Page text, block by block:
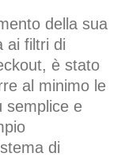
della sua
ai filtri di
è stato
al minimo le
semplice e
di